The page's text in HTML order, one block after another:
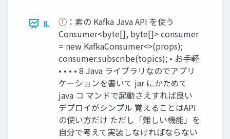
8.
①：素の Kafka Java API を使う
Consumer<byte[], byte[]> consumer
= new KafkaConsumer<>(props);
consumer.subscribe(topics); • お手軽
• • • • 8 Java ライブラリなのでアプリ
ケーションを書いて jar にかためて
java コ マンドで起動さえすれば良い
デプロイがシンプル 覚えることはAPI
の使い方だけ ただし「難しい機能」を
自分で考えて実装しなければならない